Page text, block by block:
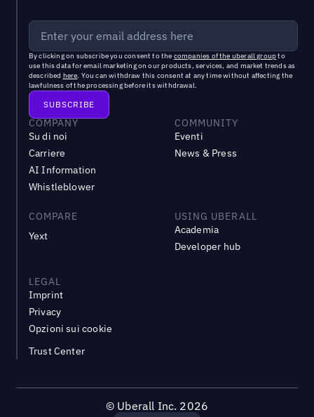
By clicking on subscribe you consent to the companies of the uberall groupto
use this data for email marketing on our products, services, and market trends as
described here. You can withdraw this consent at any time without affecting the
lawfulness of the processing before its withdrawal.
COMPANY
Su di noi
Carriere
AI Information
Whistleblower
COMMUNITY
Eventi
News & Press
COMPARE
Yext
USING UBERALL
Academia
Developer hub
LEGAL
Imprint
Privacy
Opzioni sui cookie
Trust Center
© Uberall Inc. 2026